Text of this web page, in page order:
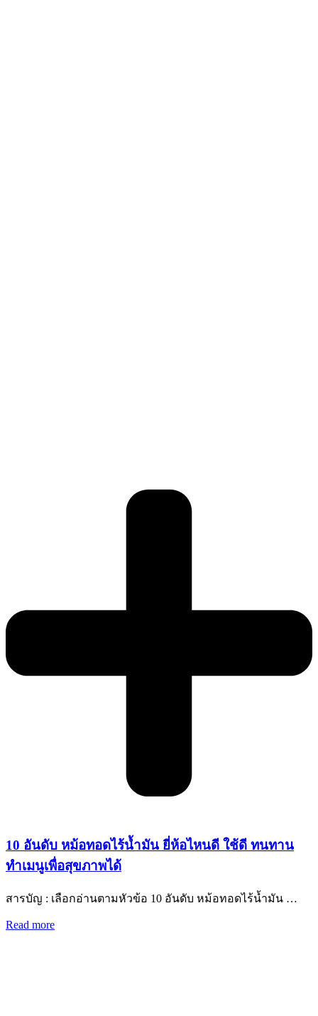
10 อันดับ หม้อทอดไร้น้ำมัน ยี่ห้อไหนดี ใช้ดี ทนทาน
ทำเมนูเพื่อสุขภาพได้
สารบัญ : เลือกอ่านตามหัวข้อ 10 อันดับ หม้อทอดไร้น้ำมัน …
Read more